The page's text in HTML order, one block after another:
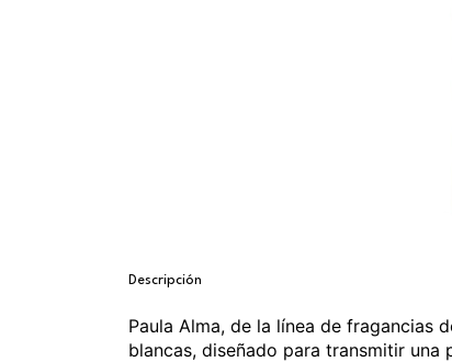
Descripción
Paula Alma, de la línea de fragancias
blancas, diseñado para transmitir